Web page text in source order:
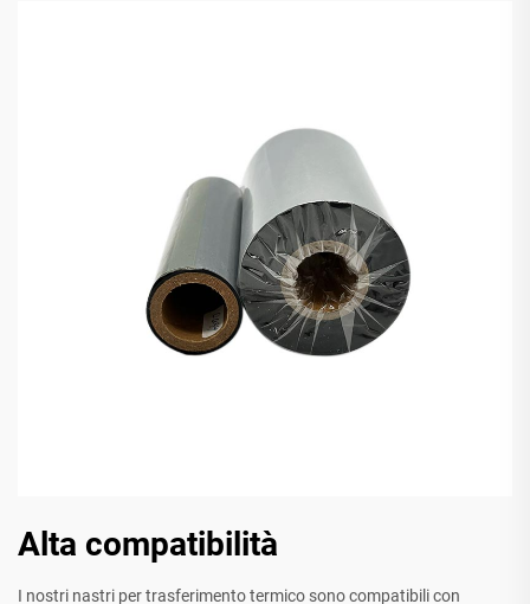
Alta compatibilità
I nostri nastri per trasferimento termico sono compatibili con